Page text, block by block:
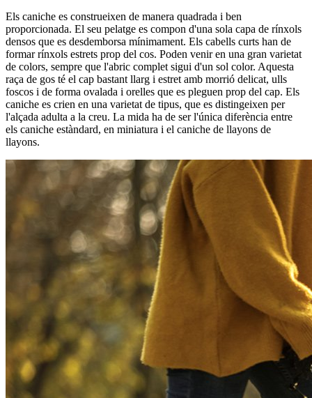
Els caniche es construeixen de manera quadrada i ben
proporcionada. El seu pelatge es compon d'una sola capa de rínxols
densos que es desdemborsa mínimament. Els cabells curts han de
formar rínxols estrets prop del cos. Poden venir en una gran varietat
de colors, sempre que l'abric complet sigui d'un sol color. Aquesta
raça de gos té el cap bastant llarg i estret amb morrió delicat, ulls
foscos i de forma ovalada i orelles que es pleguen prop del cap. Els
caniche es crien en una varietat de tipus, que es distingeixen per
l'alçada adulta a la creu. La mida ha de ser l'única diferència entre
els caniche estàndard, en miniatura i el caniche de llayons de
llayons.